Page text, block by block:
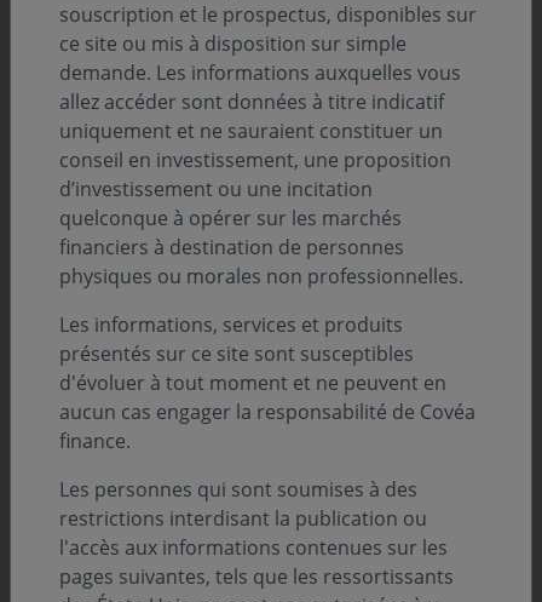
La croissance du Produit Intérieur Brut
(PIB) enFrancepour le quatrième trimestre
a été publiée à 0,4% par l’INSEE en première
estimation, poursuivant une accélération
très graduelle, après la baisse observée sur
le deuxième trimestre 2016 et la hausse de
0,2% relevée sur le troisième trimestre.
L’ensemble des composantes à la
croissance de l’activité sont en hausse sur
le trimestre. Seul un effet de déstockage
grève la croissance trimestrielle de 0,3
point.
La consommation des ménages continue
de soutenir la croissance annuelle
française, à hauteur de 1,1 point de
croissance, alimentée par une bonne
dynamique observée sur le trimestre.
L’investissement, après deux trimestres
décevants, affiche un rebond de 0,8% sur le
trimestre. Sa contribution à la croissance
souscription et le prospectus, disponibles sur
ce site ou mis à disposition sur simple
demande. Les informations auxquelles vous
allez accéder sont données à titre indicatif
uniquement et ne sauraient constituer un
conseil en investissement, une proposition
d’investissement ou une incitation
quelconque à opérer sur les marchés
financiers à destination de personnes
physiques ou morales non professionnelles.
Les informations, services et produits
présentés sur ce site sont susceptibles
d'évoluer à tout moment et ne peuvent en
aucun cas engager la responsabilité de Covéa
finance.
Les personnes qui sont soumises à des
restrictions interdisant la publication ou
l'accès aux informations contenues sur les
pages suivantes, tels que les ressortissants